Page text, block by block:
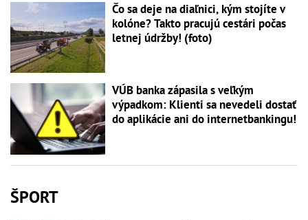
Čo sa deje na diaľnici, kým stojíte v
kolóne? Takto pracujú cestári počas
letnej údržby! (foto)
VÚB banka zápasila s veľkým
výpadkom: Klienti sa nevedeli dostať
do aplikácie ani do internetbankingu!
ŠPORT